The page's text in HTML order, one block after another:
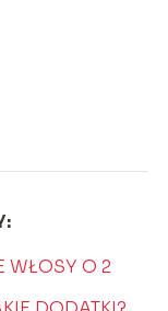
WŁOSY O 2